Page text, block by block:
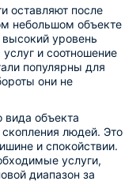
оставляют после
небольшом объекте
уровень
и соотношение
популярны для
они не
объекта
людей. Это
и спокойствии.
услуги,
диапазон за